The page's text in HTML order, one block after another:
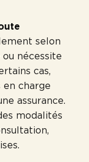
selon
ou nécessite
cas,
charge
assurance.
modalités